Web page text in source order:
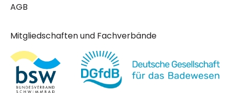
AGB
Mitgliedschaften und Fachverbände